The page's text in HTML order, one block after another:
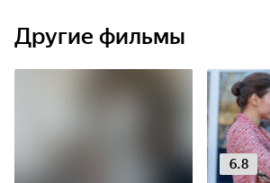
Другие фильмы
6.8